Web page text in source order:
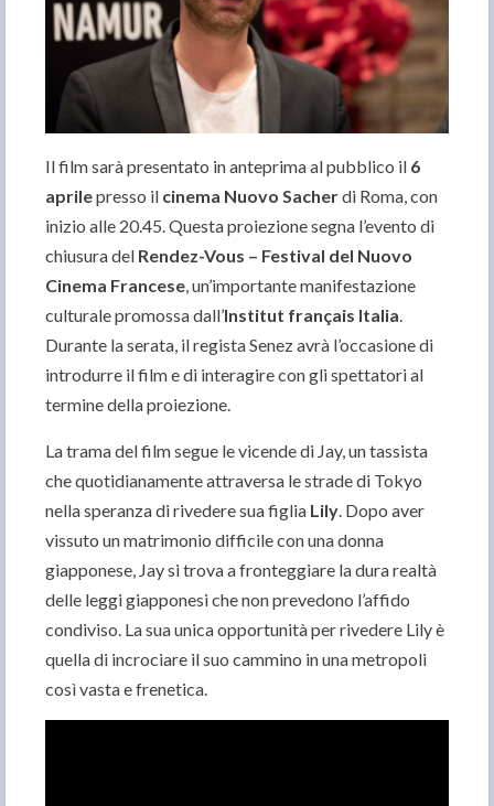
Il film sarà presentato in anteprima al pubblico il 6
aprilepresso il cinema Nuovo Sacherdi Roma, con
inizio alle 20.45. Questa proiezione segna l’evento di
chiusura del Rendez-Vous – Festival del Nuovo
Cinema Francese , un’importante manifestazione
culturale promossa dall’Institut français Italia
Durante la serata, il regista Senez avrà l’occasione di
introdurre il film e di interagire con gli spettatori al
termine della proiezione.
La trama del film segue le vicende di Jay, un tassista
che quotidianamente attraversa le strade di Tokyo
nella speranza di rivedere sua figlia Lily . Dopo aver
vissuto un matrimonio difficile con una donna
giapponese, Jay si trova a fronteggiare la dura realtà
delle leggi giapponesi che non prevedono l’affido
condiviso. La sua unica opportunità per rivedere Lily è
quella di incrociare il suo cammino in una metropoli
così vasta e frenetica.